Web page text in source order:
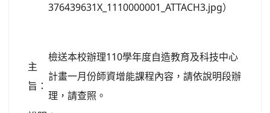
376439631X_1110000001_ATTACH3.jpg）
主
旨：
檢送本校辦理110學年度自造教育及科技中心
計畫一月份師資增能課程內容，請依說明段辦
理，請查照。